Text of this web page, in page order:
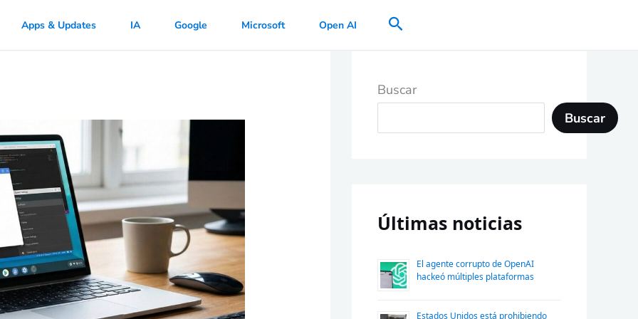
Apps & Updates IA Google Microsoft Open AI Buscar
Buscar
Buscar
Últimas noticias
El agente corrupto de OpenAI
hackeó múltiples plataformas
Estados Unidos está prohibiendo